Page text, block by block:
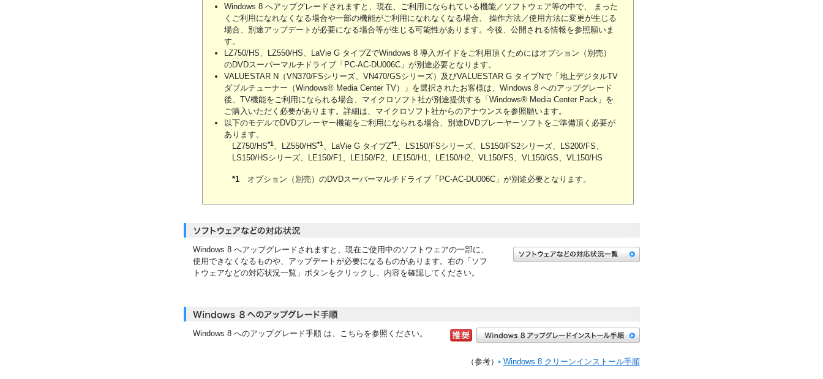
Windows 8 へアップグレードされますと、現在、ご利用になられている機能／ソフトウェア等の中で、 まった
くご利用になれなくなる場合や一部の機能がご利用になれなくなる場合、 操作方法／使用方法に変更が生じる
場合、別途アップデートが必要になる場合等が生じる可能性があります。今後、公開される情報を参照願いま
す。
LZ750/HS、LZ550/HS、LaVie G タイプZでWindows 8 導入ガイドをご利用頂くためにはオプション（別売）
のDVDスーパーマルチドライブ「PC-AC-DU006C」が別途必要となります。
VALUESTAR N（VN370/FSシリーズ、VN470/GSシリーズ）及びVALUESTAR G タイプNで「地上デジタルTV
ダブルチューナー（Windows® Media Center TV）」を選択されたお客様は、Windows 8 へのアップグレード
後、TV機能をご利用になられる場合、マイクロソフト社が別途提供する「Windows® Media Center Pack」を
ご購入いただく必要があります。詳細は、マイクロソフト社からのアナウンスを参照願います。
以下のモデルでDVDプレーヤー機能をご利用になられる場合、別途DVDプレーヤーソフトをご準備頂く必要が
あります。
LZ750/HS*1、LZ550/HS*1、LaVie G タイプZ*1、LS150/FSシリーズ、LS150/FS2シリーズ、LS200/FS、
LS150/HSシリーズ、LE150/F1、LE150/F2、LE150/H1、LE150/H2、VL150/FS、VL150/GS、VL150/HS
*1オプション（別売）のDVDスーパーマルチドライブ「PC-AC-DU006C」が別途必要となります。
Windows 8 へアップグレードされますと、現在ご使用中のソフトウェアの一部に、
使用できなくなるものや、アップデートが必要になるものがあります。右の「ソフ
トウェアなどの対応状況一覧」ボタンをクリックし、内容を確認してください。
Windows 8 へのアップグレード手順 は、こちらを参照ください。
（参考） Windows 8 クリーンインストール手順